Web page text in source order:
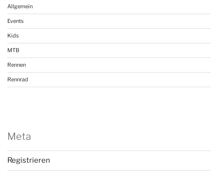
Allgemein
Events
Kids
MTB
Rennen
Rennrad
Meta
Registrieren